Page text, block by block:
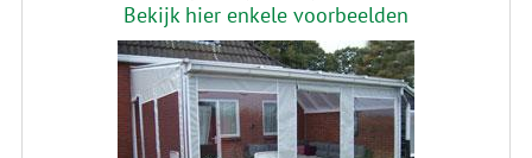
Bekijk hier enkele voorbeelden